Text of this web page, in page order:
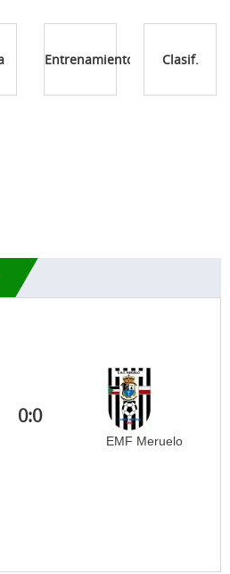
Entrenamientos Clasif.
0:0
EMF Meruelo